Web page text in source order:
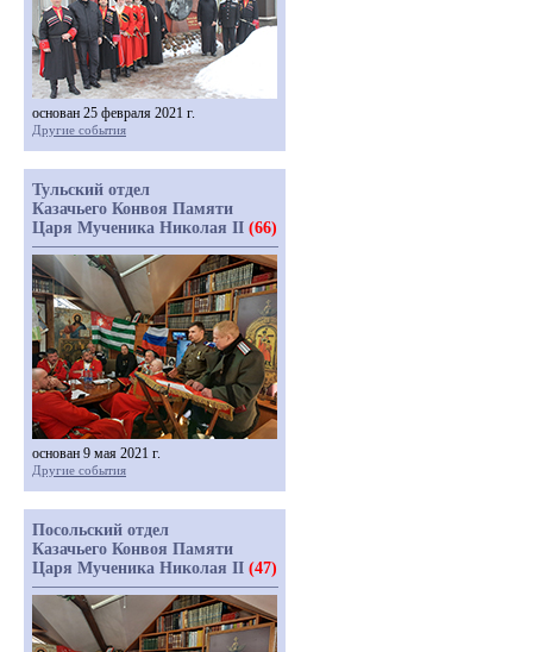
основан 25 февраля 2021 г.
Другие события
Тульский отдел
Казачьего Конвоя Памяти
Царя Мученика Николая II (66)
основан 9 мая 2021 г.
Другие события
Посольский отдел
Казачьего Конвоя Памяти
Царя Мученика Николая II (47)